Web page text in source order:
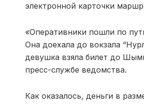
электронной карточки
«Оперативники пошли по
Она доехала до вокзала
девушка взяла билет до
пресс-службе ведомства.
Как оказалось, деньги в